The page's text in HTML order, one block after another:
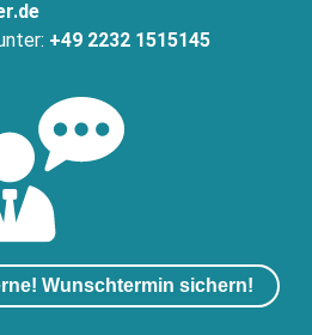
+49 2232 1515145
Wunschtermin sichern!